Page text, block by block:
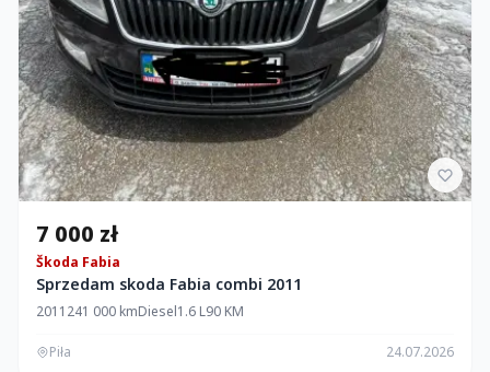
7 000 zł
Škoda Fabia
Sprzedam skoda Fabia combi 2011
2011 241 000 kmDiesel1.6 L90 KM
Piła 24.07.2026